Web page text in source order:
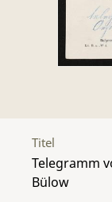
Titel
Telegramm
Bülow